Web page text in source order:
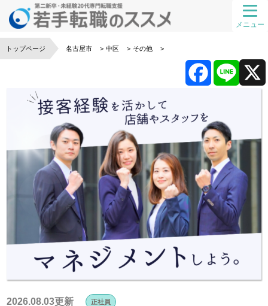
メニュー
トップページ 名古屋市 中区 その他
2026.08.03更新 正社員
c
e
b
i
n
e